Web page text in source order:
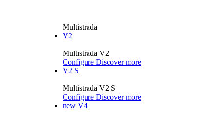
Multistrada
V2
Multistrada V2
Configure Discover more
V2 S
Multistrada V2 S
Configure Discover more
new V4